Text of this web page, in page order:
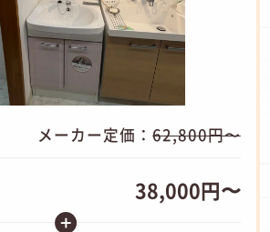
メーカー定価：62,800円〜
38,000円〜